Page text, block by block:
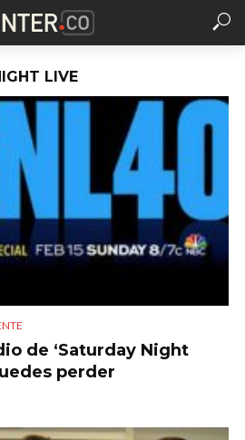
LIVE
de ‘Saturday Night
perder